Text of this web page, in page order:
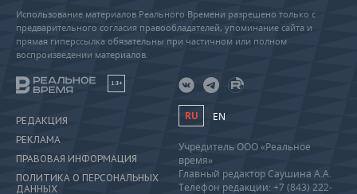
Использование материалов Реального Времени разрешено только с
предварительного согласия правообладателей, упоминание сайта и
прямая гиперссылка обязательны при частичном или полном
воспроизведении материалов.
18+
РЕДАКЦИЯ
РЕКЛАМА
ПРАВОВАЯ ИНФОРМАЦИЯ
ПОЛИТИКА О ПЕРСОНАЛЬНЫХ
ДАННЫХ
RU EN
Учредитель ООО «Реальное
время»
Главный редактор Саушина А.А.
Телефон редакции: +7 (843) 222-